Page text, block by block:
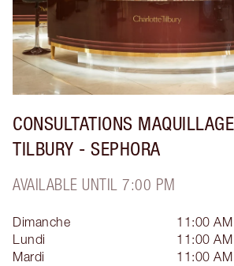
CONSULTATIONS
TILBURY - SEPHORA
AVAILABLE UNTIL 7:00 PM
Dimanche
11:00
Lundi
11:00
Mardi
11:00